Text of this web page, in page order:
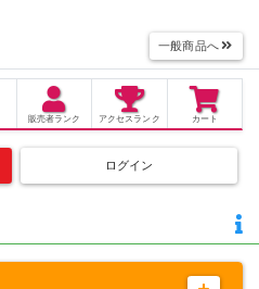
一般商品へ
販売者ランク アクセス ランク カート
ログイン